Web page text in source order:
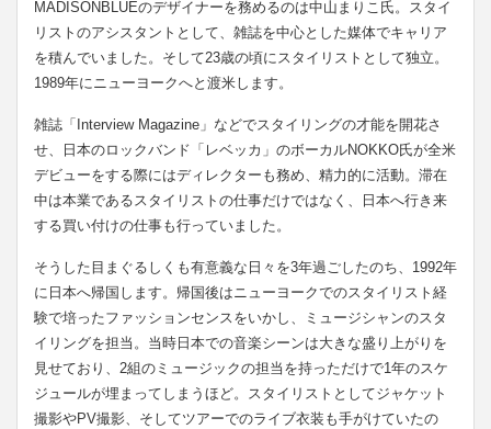
MADISONBLUEのデザイナーを務めるのは中山まりこ氏。スタイ
リストのアシスタントとして、雑誌を中心とした媒体でキャリア
を積んでいました。そして23歳の頃にスタイリストとして独立。
1989年にニューヨークへと渡米します。
雑誌「Interview Magazine」などでスタイリングの才能を開花さ
せ、日本のロックバンド「レベッカ」のボーカルNOKKO氏が全米
デビューをする際にはディレクターも務め、精力的に活動。滞在
中は本業であるスタイリストの仕事だけではなく、日本へ行き来
する買い付けの仕事も行っていました。
そうした目まぐるしくも有意義な日々を3年過ごしたのち、1992年
に日本へ帰国します。帰国後はニューヨークでのスタイリスト経
験で培ったファッションセンスをいかし、ミュージシャンのスタ
イリングを担当。当時日本での音楽シーンは大きな盛り上がりを
見せており、2組のミュージックの担当を持っただけで1年のスケ
ジュールが埋まってしまうほど。スタイリストとしてジャケット
撮影やPV撮影、そしてツアーでのライブ衣装も手がけていたの